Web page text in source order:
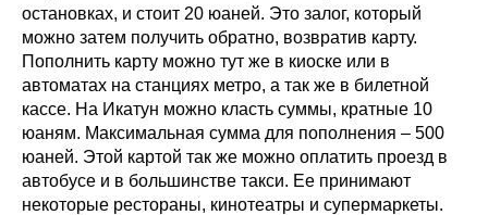
остановках, и стоит 20 юаней. Это залог, который
можно затем получить обратно, возвратив карту.
Пополнить карту можно тут же в киоске или в
автоматах на станциях метро, а так же в билетной
кассе. На Икатун можно класть суммы, кратные 10
юаням. Максимальная сумма для пополнения – 500
юаней. Этой картой так же можно оплатить проезд в
автобусе и в большинстве такси. Ее принимают
некоторые рестораны, кинотеатры и супермаркеты.